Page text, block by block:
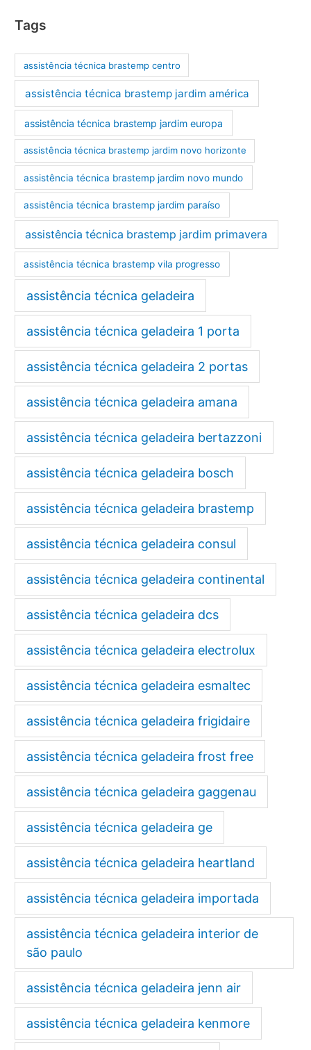
Tags
assistência técnica brastemp centro
assistência técnica brastemp jardim américa
assistência técnica brastemp jardim europa
assistência técnica brastemp jardim novo horizonte
assistência técnica brastemp jardim novo mundo
assistência técnica brastemp jardim paraíso
assistência técnica brastemp jardim primavera
assistência técnica brastemp vila progresso
assistência técnica geladeira
assistência técnica geladeira 1 porta
assistência técnica geladeira 2 portas
assistência técnica geladeira amana
assistência técnica geladeira bertazzoni
assistência técnica geladeira bosch
assistência técnica geladeira brastemp
assistência técnica geladeira consul
assistência técnica geladeira continental
assistência técnica geladeira dcs
assistência técnica geladeira electrolux
assistência técnica geladeira esmaltec
assistência técnica geladeira frigidaire
assistência técnica geladeira frost free
assistência técnica geladeira gaggenau
assistência técnica geladeira ge
assistência técnica geladeira heartland
assistência técnica geladeira importada
assistência técnica geladeira interior de
são paulo
assistência técnica geladeira jenn air
assistência técnica geladeira kenmore